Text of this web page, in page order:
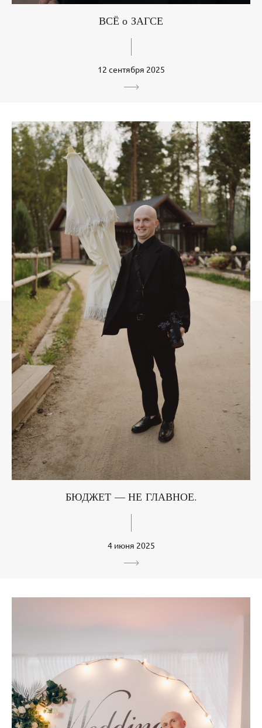
ВСЁ о ЗАГСЕ
12 сентября 2025
БЮДЖЕТ — НЕ ГЛАВНОЕ.
4 июня 2025